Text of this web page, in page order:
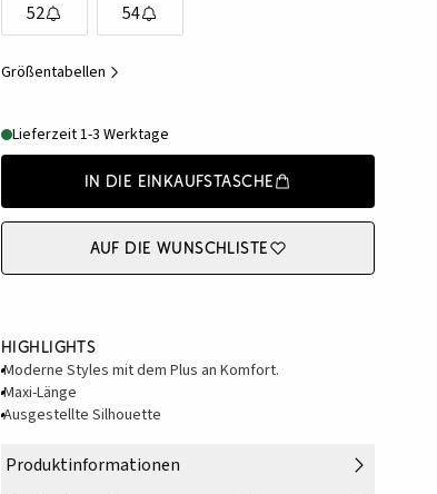
52 54
Größentabellen
Lieferzeit 1-3 Werktage
In die Einkaufstasche
Auf die Wunschliste
Highlights
Moderne Styles mit dem Plus an Komfort.
Maxi-Länge
Ausgestellte Silhouette
Produktinformationen